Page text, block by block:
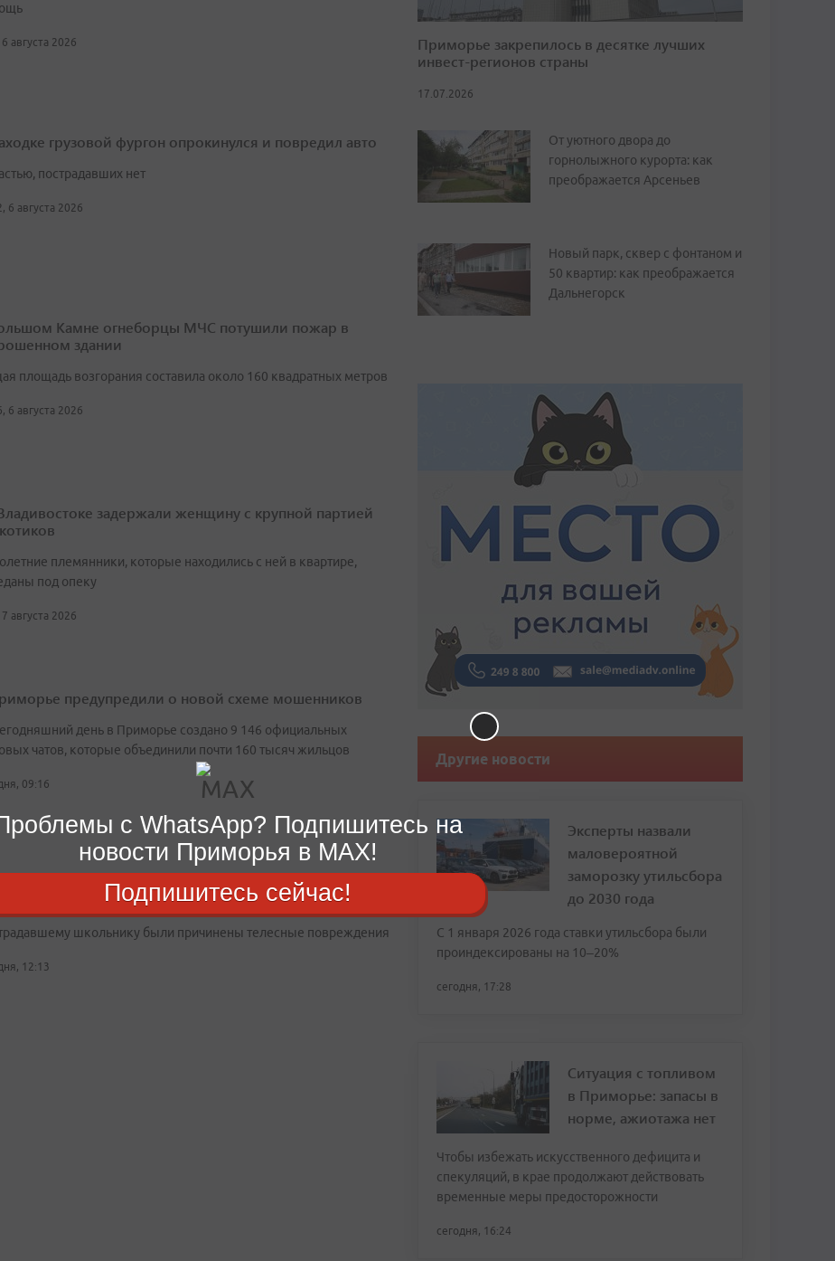
августа 2026
грузовой фургон опрокинулся и повредил авто
пострадавших нет
6 августа 2026
Камне огнеборцы МЧС потушили пожар в
здании
площадь возгорания составила около 160 квадратных метров
6 августа 2026
задержали женщину с крупной партией
племянники, которые находились с ней в квартире,
под опеку
августа 2026
предупредили о новой схеме мошенников
день в Приморье создано 9 146 официальных
чатов, которые объединили почти 160 тысяч жильцов
09:16
возбуждено уголовное дело после нападения
в лифте
школьнику были причинены телесные повреждения
12:13
Приморье закрепилось в десятке лучших
инвест-регионов страны
17.07.2026
От уютного двора до
горнолыжного курорта: как
преображается Арсеньев
Новый парк, сквер с фонтаном и
50 квартир: как преображается
Дальнегорск
Другие новости
Эксперты назвали
маловероятной
заморозку утильсбора
до 2030 года
С 1 января 2026 года ставки утильсбора были
проиндексированы на 10–20%
сегодня, 17:28
Ситуация с топливом
в Приморье: запасы в
норме, ажиотажа нет
Чтобы избежать искусственного дефицита и
спекуляций, в крае продолжают действовать
временные меры предосторожности
сегодня, 16:24
с WhatsApp? Подпишитесь на
новости Приморья в MAX!
Подпишитесь сейчас!